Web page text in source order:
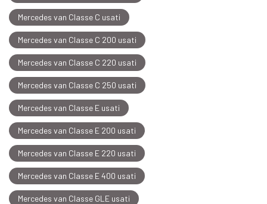
Mercedes van Classe C usati
Mercedes van Classe C 200 usati
Mercedes van Classe C 220 usati
Mercedes van Classe C 250 usati
Mercedes van Classe E usati
Mercedes van Classe E 200 usati
Mercedes van Classe E 220 usati
Mercedes van Classe E 400 usati
Mercedes van Classe GLE usati